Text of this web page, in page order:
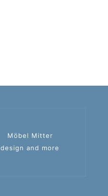
Möbel Mitter
design and more